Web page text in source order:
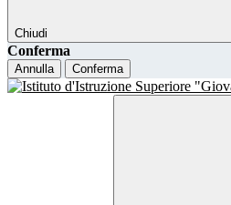
Chiudi
Conferma
Annulla Conferma